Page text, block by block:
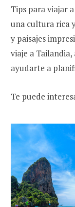
Tips para viajar
una cultura rica
y paisajes
viaje a
ayudarte a
Te puede